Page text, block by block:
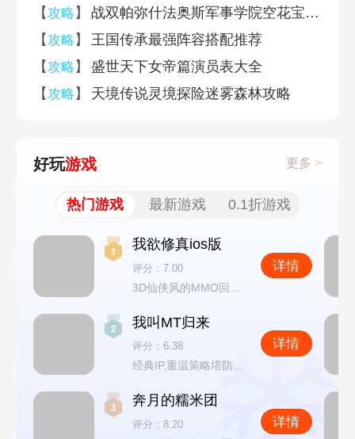
【攻略 】
战双帕弥什法奥斯军事学院空花宝箱位置一览
【攻略 】
王国传承最强阵容搭配推荐
【攻略 】
盛世天下女帝篇演员表大全
【攻略 】 天境传说灵境探险迷雾森林攻略
好玩游戏 更多 >
热门游戏 最新游戏 0.1折游戏
我欲修真ios版
评分：7.00 详情
我叫MT归来
评分：6.38
经典IP,重温策略塔防的魅力
详情
奔月的糯米团
评分：8.20 详情